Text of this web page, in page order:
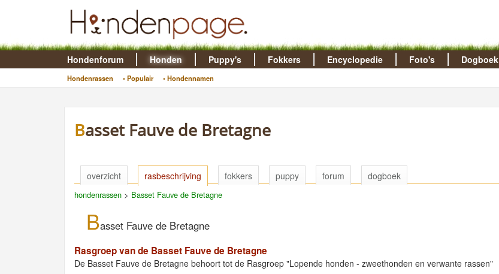
Hondenforum Honden
Hondenrassen • Populair • Hondennamen
Puppy's Fokkers Encyclopedie Foto's Dogboek
Basset Fauve de Bretagne
overzicht rasbeschrijving fokkers puppy forum dogboek
hondenrassen > Basset Fauve de Bretagne
Basset Fauve de Bretagne
Rasgroep van de Basset Fauve de Bretagne
De Basset Fauve de Bretagne behoort tot de Rasgroep "Lopende honden - zweethonden en verwante rassen"